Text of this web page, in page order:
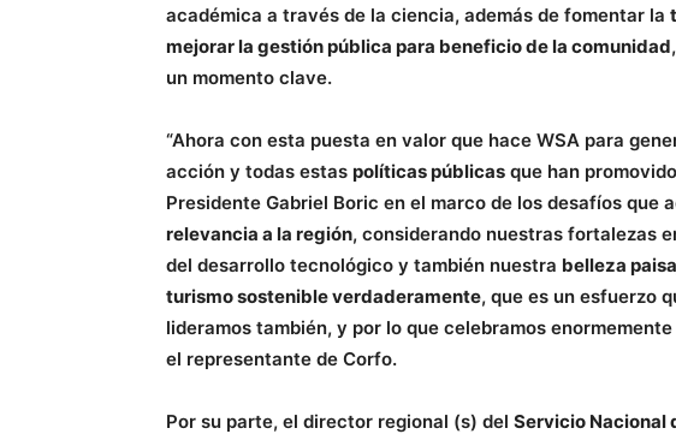
académica a través de la ciencia, además de fomentar la
mejorar la gestión pública para beneficio de la comunidad
un momento clave.
“Ahora con esta puesta en valor que hace WSA para
acción y todas estas políticas públicas que han
Presidente Gabriel Boric en el marco de los desafíos que
relevancia a la región, considerando nuestras fortalezas
del desarrollo tecnológico y también nuestra belleza
turismo sostenible verdaderamente, que es un esfuerzo
lideramos también, y por lo que celebramos
el representante de Corfo.
Por su parte, el director regional (s) del Servicio Nacional